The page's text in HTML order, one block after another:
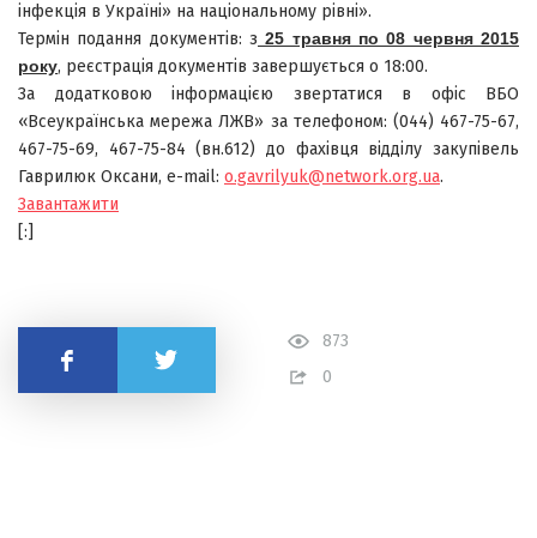
інфекція в Україні» на національному рівні».
Термін подання документів: з 25 травня по 08 червня 2015
року, реєстрація документів завершується о 18:00.
За додатковою інформацією звертатися в офіс ВБО
«Всеукраїнська мережа ЛЖВ» за телефоном: (044) 467-75-67,
467-75-69, 467-75-84 (вн.612) до фахівця відділу закупівель
Гаврилюк Оксани, е-mail: o.gavrilyuk@network.org.ua.
Завантажити
[:]
873
0
Поділитись